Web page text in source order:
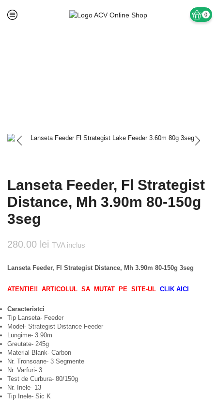
0
Lanseta Feeder, Fl Strategist
Distance, Mh 3.90m 80-150g
3seg
280.00 lei TVA inclus
Lanseta Feeder, Fl Strategist Distance, Mh 3.90m 80-150g 3seg
ATENTIE!! ARTICOLUL SA MUTAT PE SITE-UL CLIK AICI
Caracteristci
Tip Lanseta- Feeder
Model- Strategist Distance Feeder
Lungime- 3.90m
Greutate- 245g
Material Blank- Carbon
Nr. Tronsoane- 3 Segmente
Nr. Varfuri- 3
Test de Curbura- 80/150g
Nr. Inele- 13
Tip Inele- Sic K